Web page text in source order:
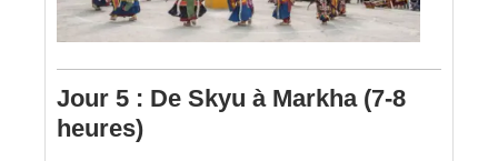
Jour 5 : De Skyu à Markha (7-8
heures)